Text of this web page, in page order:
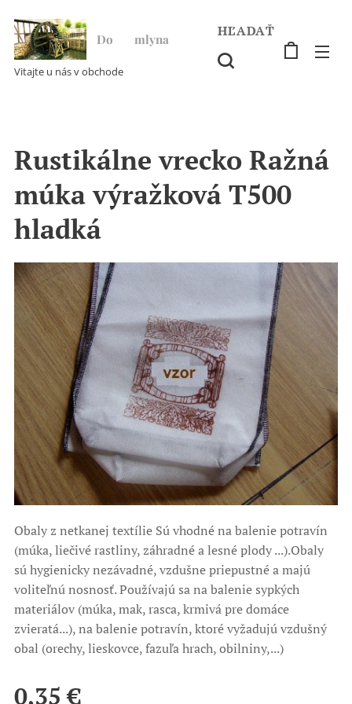
Do ♥ mlyna
Vitajte u nás v obchode
HĽADAŤ
Rustikálne vrecko Ražná
múka výražková T500
hladká
Obaly z netkanej textílie Sú vhodné na balenie potravín
(múka, liečivé rastliny, záhradné a lesné plody ...).Obaly
sú hygienicky nezávadné, vzdušne priepustné a majú
voliteľnú nosnosť. Používajú sa na balenie sypkých
materiálov (múka, mak, rasca, krmivá pre domáce
zvieratá...), na balenie potravín, ktoré vyžadujú vzdušný
obal (orechy, lieskovce, fazuľa hrach, obilniny,...)
0,35 €